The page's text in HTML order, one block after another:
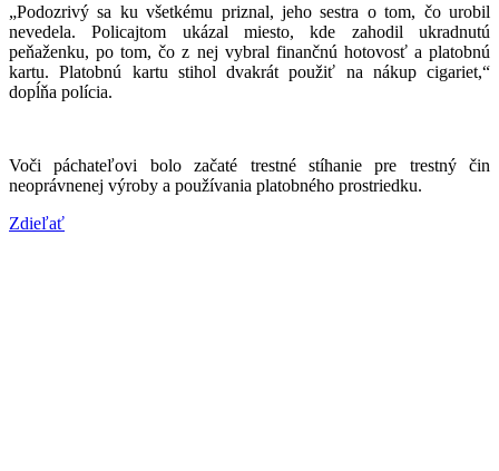
„Podozrivý sa ku všetkému priznal, jeho sestra o tom, čo urobil
nevedela. Policajtom ukázal miesto, kde zahodil ukradnutú
peňaženku, po tom, čo z nej vybral finančnú hotovosť a platobnú
kartu. Platobnú kartu stihol dvakrát použiť na nákup cigariet,“
dopĺňa polícia.
Voči páchateľovi bolo začaté trestné stíhanie pre trestný čin
neoprávnenej výroby a používania platobného prostriedku.
Zdieľať